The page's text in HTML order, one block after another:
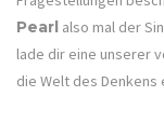
Pearl also mal der
lade dir eine unserer
die Welt des Denkens